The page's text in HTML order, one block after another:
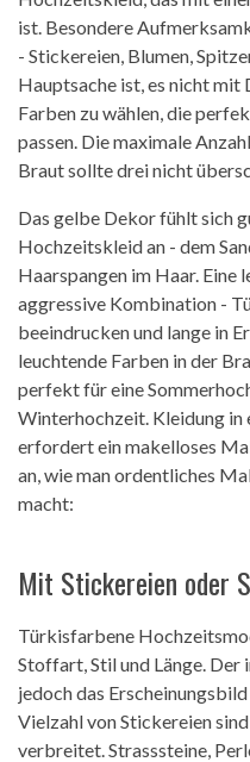
ist. Besondere
- Stickereien, Blumen,
Hauptsache ist, es nicht
Farben zu wählen, die
passen. Die maximale
Braut sollte drei nicht
Das gelbe Dekor fühlt sich
Hochzeitskleid an - dem
Haarspangen im Haar. Eine
aggressive Kombination -
beeindrucken und lange in
leuchtende Farben in der
perfekt für eine
Winterhochzeit. Kleidung
erfordert ein makelloses
an, wie man ordentliches
macht:
Mit Stickereien oder
Türkisfarbene
Stoffart, Stil und Länge.
jedoch das
Vielzahl von Stickereien
verbreitet. Strasssteine,